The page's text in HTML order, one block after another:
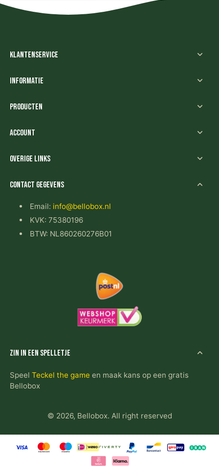
Klantenservice
Informatie
Producten
Account
Overige links
Contact gegevens
Email: info@bellobox.nl
KVK: 75380196
BTW: NL860260276B01
Zin in een spelletje
Speel Teckel the game en maak kans op een gratis
Bellobox
© 2026, Bellobox. All right reserved